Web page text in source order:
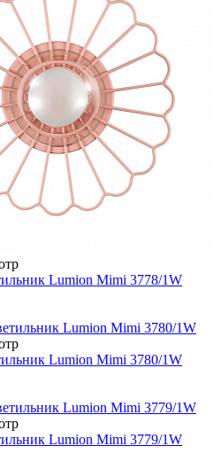
Lumion Mimi 3778/1W
Lumion Mimi 3780/1W
Lumion Mimi 3779/1W